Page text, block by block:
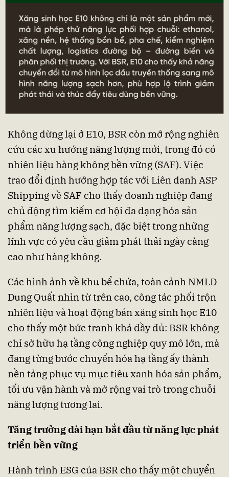
Không dừng lại ở E10, BSR còn mở rộng nghiên
cứu các xu hướng năng lượng mới, trong đó có
nhiên liệu hàng không bền vững (SAF). Việc
trao đổi định hướng hợp tác với Liên danh ASP
Shipping về SAF cho thấy doanh nghiệp đang
chủ động tìm kiếm cơ hội đa dạng hóa sản
phẩm năng lượng sạch, đặc biệt trong những
lĩnh vực có yêu cầu giảm phát thải ngày càng
cao như hàng không.
Các hình ảnh về khu bể chứa, toàn cảnh NMLD
Dung Quất nhìn từ trên cao, công tác phối trộn
nhiên liệu và hoạt động bán xăng sinh học E10
cho thấy một bức tranh khá đầy đủ: BSR không
chỉ sở hữu hạ tầng công nghiệp quy mô lớn, mà
đang từng bước chuyển hóa hạ tầng ấy thành
nền tảng phục vụ mục tiêu xanh hóa sản phẩm,
tối ưu vận hành và mở rộng vai trò trong chuỗi
năng lượng tương lai.
Tăng trưởng dài hạn bắt đầu từ năng lực phát
triển bền vững
Hành trình ESG của BSR cho thấy một chuyển